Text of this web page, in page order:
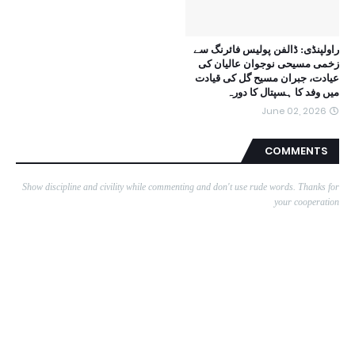
راولپنڈی: ڈالفن پولیس فائرنگ سے
زخمی مسیحی نوجوان عالیان کی
عیادت، جبران مسیح گل کی قیادت
میں وفد کا ہسپتال کا دورہ
June 02, 2026
COMMENTS
Show discipline and civility while commenting and don't use rude words. Thanks for
your cooperation